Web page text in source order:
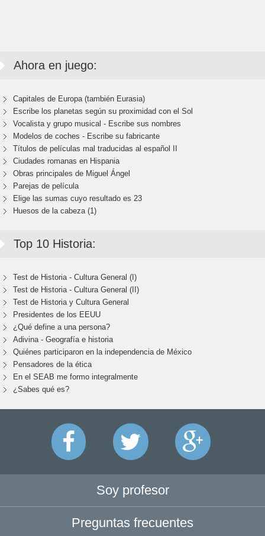
Ahora en juego:
Capitales de Europa (también Eurasia)
Escribe los planetas según su proximidad con el Sol
Vocalista y grupo musical - Escribe sus nombres
Modelos de coches - Escribe su fabricante
Títulos de películas mal traducidas al español II
Ciudades romanas en Hispania
Obras principales de Miguel Ángel
Parejas de película
Elige las sumas cuyo resultado es 23
Huesos de la cabeza (1)
Top 10 Historia:
Test de Historia - Cultura General (I)
Test de Historia - Cultura General (II)
Test de Historia y Cultura General
Presidentes de los EEUU
¿Qué define a una persona?
Adivina - Geografía e historia
Quiénes participaron en la independencia de México
Pensadores de la ética
En el SEAB me formo integralmente
¿Sabes qué es?
Soy profesor
Preguntas frecuentes